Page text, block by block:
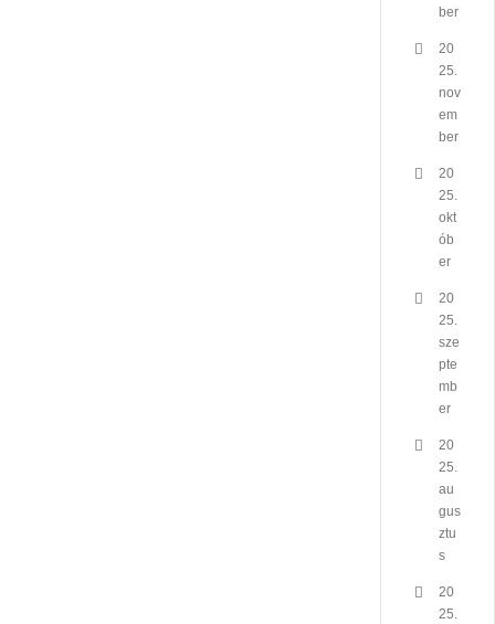
ber
20
25.
nov
em
ber
20
25.
okt
ób
er
20
25.
sze
pte
mb
er
20
25.
au
gus
ztu
s
20
25.